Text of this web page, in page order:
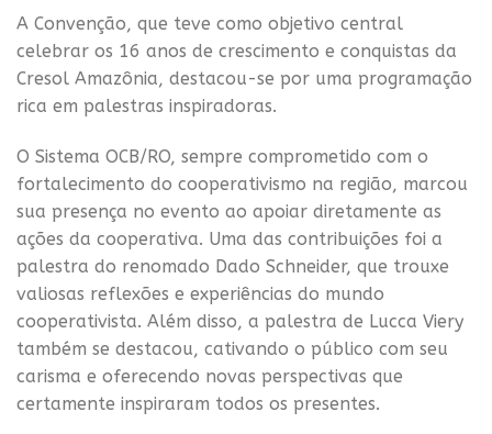
A Convenção, que teve como objetivo central
celebrar os 16 anos de crescimento e conquistas da
Cresol Amazônia, destacou-se por uma programação
rica em palestras inspiradoras.
O Sistema OCB/RO, sempre comprometido com o
fortalecimento do cooperativismo na região, marcou
sua presença no evento ao apoiar diretamente as
ações da cooperativa. Uma das contribuições foi a
palestra do renomado Dado Schneider, que trouxe
valiosas reflexões e experiências do mundo
cooperativista. Além disso, a palestra de Lucca Viery
também se destacou, cativando o público com seu
carisma e oferecendo novas perspectivas que
certamente inspiraram todos os presentes.